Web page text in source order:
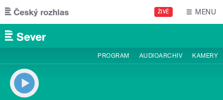
Přejít k hlavnímu obsahu
ŽIVĚ MENU
PROGRAM AUDIOARCHIV KAMERY